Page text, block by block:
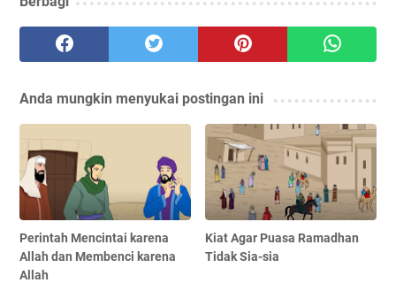
Anda mungkin menyukai postingan ini
Perintah Mencintai karena
Allah dan Membenci karena
Allah
Kiat Agar Puasa Ramadhan
Tidak Sia-sia